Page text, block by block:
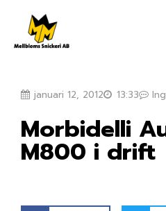
innehåll
januari 12, 2012 13:33
Morbidelli
M800 i drift